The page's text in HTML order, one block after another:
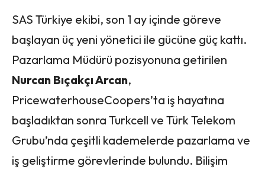
SAS Türkiye ekibi, son 1 ay içinde göreve
başlayan üç yeni yönetici ile gücüne güç kattı.
Pazarlama Müdürü pozisyonuna getirilen
Nurcan Bıçakçı Arcan,
PricewaterhouseCoopers’ta iş hayatına
başladıktan sonra Turkcell ve Türk Telekom
Grubu’nda çeşitli kademelerde pazarlama ve
iş geliştirme görevlerinde bulundu. Bilişim